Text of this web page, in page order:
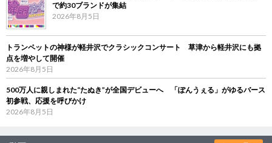
で約30ブランドが集結
2026年8月5日
トランペットの神様が軽井沢でクラシックコンサート 草津から軽井沢にも拠
点を増やして開催
2026年8月5日
500万人に親しまれた“たぬき”が全国デビューへ 「ぽんうぇる」がゆるバース
初参戦、応援を呼びかけ
2026年8月5日